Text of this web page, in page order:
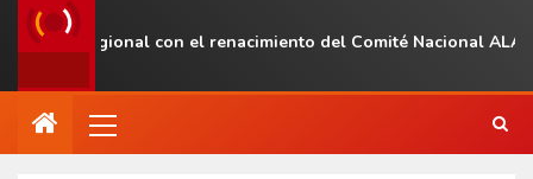
regional con el renacimiento del Comité Nacional ALAS